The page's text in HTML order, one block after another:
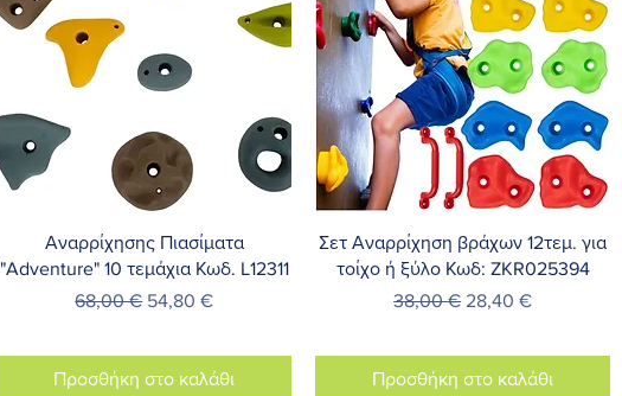
Γρήγορη προβολή
Αναρρίχησης Πιασίματα
"Adventure" 10 τεμάχια Κωδ. L12311
Κανονική τιμή
68,00 € Τιμή Έκπτωσης
54,80 €
Προσθήκη στο καλάθι
Γρήγορη προβολή
Σετ Αναρρίχηση βράχων 12τεμ. για
τοίχο ή ξύλο Κωδ: ZKR025394
Κανονική τιμή
38,00 € Τιμή Έκπτωσης
28,40 €
Προσθήκη στο καλάθι